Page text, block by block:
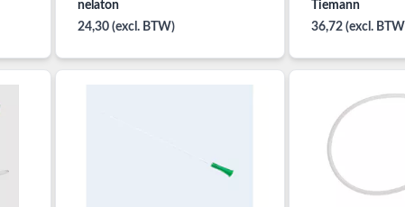
nelaton
24,30 (excl. BTW)
Tiemann
36,72 (excl.